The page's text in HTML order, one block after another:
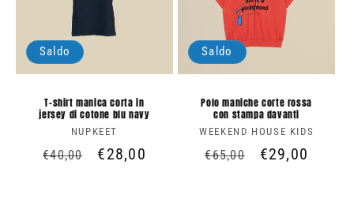
Saldo
T-shirt manica corta in
jersey di cotone blu navy
Produttore:
NUPKEET
Prezzo
€40,00
Prezzo
€28,00
Saldo
Polo maniche corte rossa
con stampa davanti
Produttore:
WEEKEND HOUSE KIDS
Prezzo
€65,00
Prezzo
€29,00